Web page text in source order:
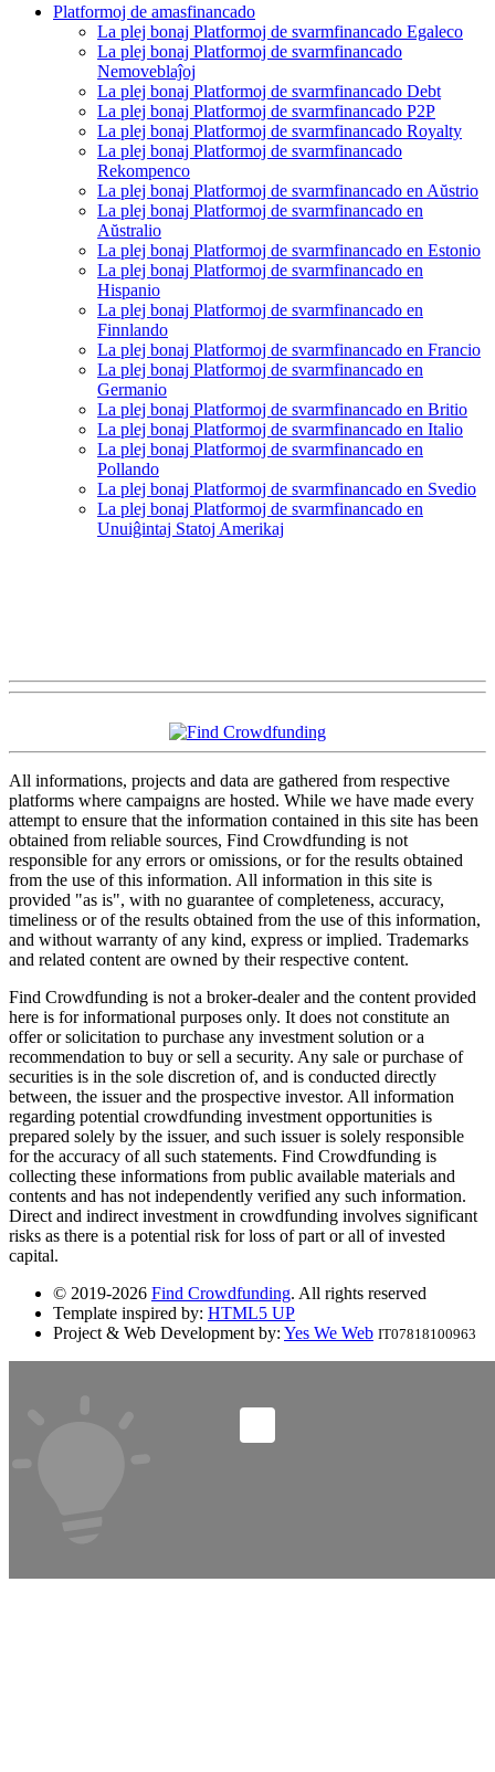
Platformoj de amasfinancado
La plej bonaj Platformoj de svarmfinancado Egaleco
La plej bonaj Platformoj de svarmfinancado
Nemoveblaĵoj
La plej bonaj Platformoj de svarmfinancado Debt
La plej bonaj Platformoj de svarmfinancado P2P
La plej bonaj Platformoj de svarmfinancado Royalty
La plej bonaj Platformoj de svarmfinancado
Rekompenco
La plej bonaj Platformoj de svarmfinancado en Aŭstrio
La plej bonaj Platformoj de svarmfinancado en
Aŭstralio
La plej bonaj Platformoj de svarmfinancado en Estonio
La plej bonaj Platformoj de svarmfinancado en
Hispanio
La plej bonaj Platformoj de svarmfinancado en
Finnlando
La plej bonaj Platformoj de svarmfinancado en Francio
La plej bonaj Platformoj de svarmfinancado en
Germanio
La plej bonaj Platformoj de svarmfinancado en Britio
La plej bonaj Platformoj de svarmfinancado en Italio
La plej bonaj Platformoj de svarmfinancado en
Pollando
La plej bonaj Platformoj de svarmfinancado en Svedio
La plej bonaj Platformoj de svarmfinancado en
Unuiĝintaj Statoj Amerikaj
All informations, projects and data are gathered from respective
platforms where campaigns are hosted. While we have made every
attempt to ensure that the information contained in this site has been
obtained from reliable sources, Find Crowdfunding is not
responsible for any errors or omissions, or for the results obtained
from the use of this information. All information in this site is
provided "as is", with no guarantee of completeness, accuracy,
timeliness or of the results obtained from the use of this information,
and without warranty of any kind, express or implied. Trademarks
and related content are owned by their respective content.
Find Crowdfunding is not a broker-dealer and the content provided
here is for informational purposes only. It does not constitute an
offer or solicitation to purchase any investment solution or a
recommendation to buy or sell a security. Any sale or purchase of
securities is in the sole discretion of, and is conducted directly
between, the issuer and the prospective investor. All information
regarding potential crowdfunding investment opportunities is
prepared solely by the issuer, and such issuer is solely responsible
for the accuracy of all such statements. Find Crowdfunding is
collecting these informations from public available materials and
contents and has not independently verified any such information.
Direct and indirect investment in crowdfunding involves significant
risks as there is a potential risk for loss of part or all of invested
capital.
© 2019-2026 Find Crowdfunding. All rights reserved
Template inspired by: HTML5 UP
Project & Web Development by: Yes We Web IT07818100963